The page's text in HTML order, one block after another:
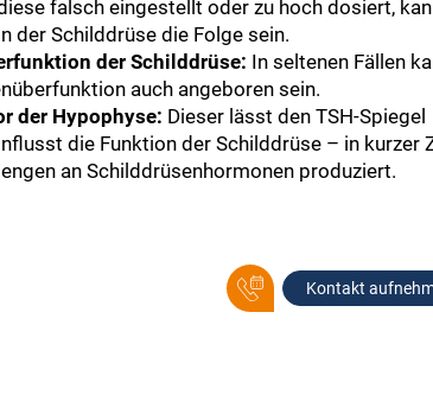
falsch eingestellt oder zu hoch dosiert,
der Schilddrüse die Folge sein.
der Schilddrüse: In seltenen Fällen
auch angeboren sein.
der Hypophyse: Dieser lässt den TSH-Spiegel
die Funktion der Schilddrüse – in kurzer
an Schilddrüsenhormonen produziert.
Kontakt